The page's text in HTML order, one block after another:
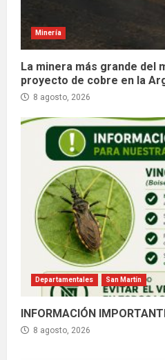
Minería
La minera más grande del
proyecto de cobre en la
8 agosto, 2026
Departamentales San Martín
INFORMACIÓN
8 agosto, 2026